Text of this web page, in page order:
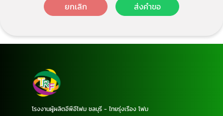
ยกเลิก ส่งคำขอ
โรงงานผู้ผลิตอีพีอีโฟม ชลบุรี - ไทยรุ่งเรือง โฟม